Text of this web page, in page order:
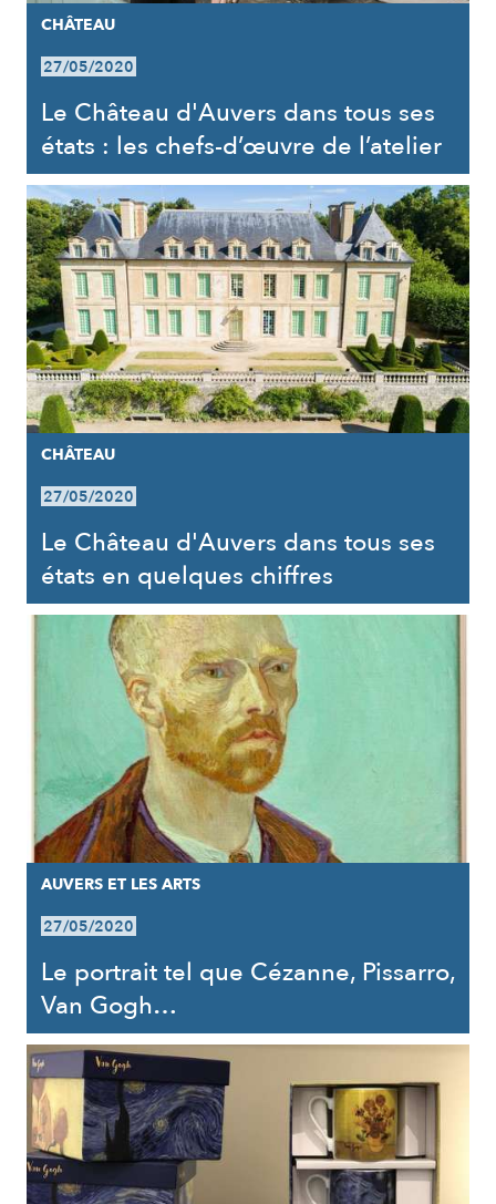
CHÂTEAU
27/05/2020
Le Château d'Auvers dans tous ses
états : les chefs-d’œuvre de l’atelier
CHÂTEAU
27/05/2020
Le Château d'Auvers dans tous ses
états en quelques chiffres
AUVERS ET LES ARTS
27/05/2020
Le portrait tel que Cézanne, Pissarro,
Van Gogh…